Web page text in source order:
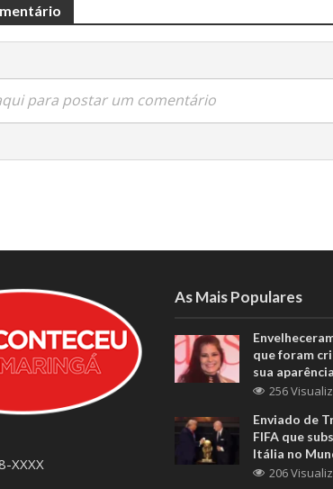
para postar um comentário
XXXX
As Mais Populares
que foram
sua aparência
256
Enviado de
FIFA que
Itália no
206